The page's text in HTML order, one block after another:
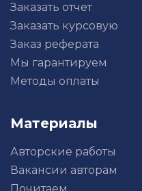
Заказать отчет
Заказать курсовую
Заказ реферата
Мы гарантируем
Методы оплаты
Материалы
Авторские работы
Вакансии авторам